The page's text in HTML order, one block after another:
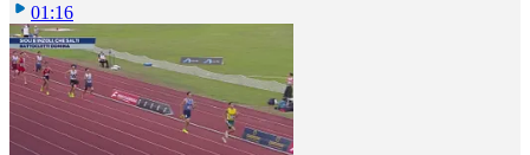
01:16